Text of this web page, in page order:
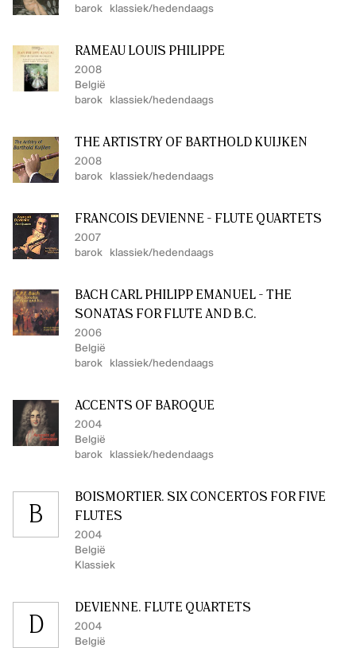
barok
klassiek/hedendaags
RAMEAU LOUIS PHILIPPE
2008
België
barok
klassiek/hedendaags
THE ARTISTRY OF BARTHOLD KUIJKEN
2008
barok
klassiek/hedendaags
FRANCOIS DEVIENNE - FLUTE QUARTETS
2007
barok
klassiek/hedendaags
BACH CARL PHILIPP EMANUEL - THE
SONATAS FOR FLUTE AND B.C.
2006
België
barok
klassiek/hedendaags
ACCENTS OF BAROQUE
2004
België
barok
klassiek/hedendaags
B
BOISMORTIER. SIX CONCERTOS FOR FIVE
FLUTES
2004
België
Klassiek
D
DEVIENNE. FLUTE QUARTETS
2004
België